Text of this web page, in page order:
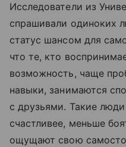
Исследователи из
спрашивали одиноких
статус шансом для
что те, кто
возможность, чаще
навыки, занимаются
с друзьями. Такие
счастливее, меньше
ощущают свою